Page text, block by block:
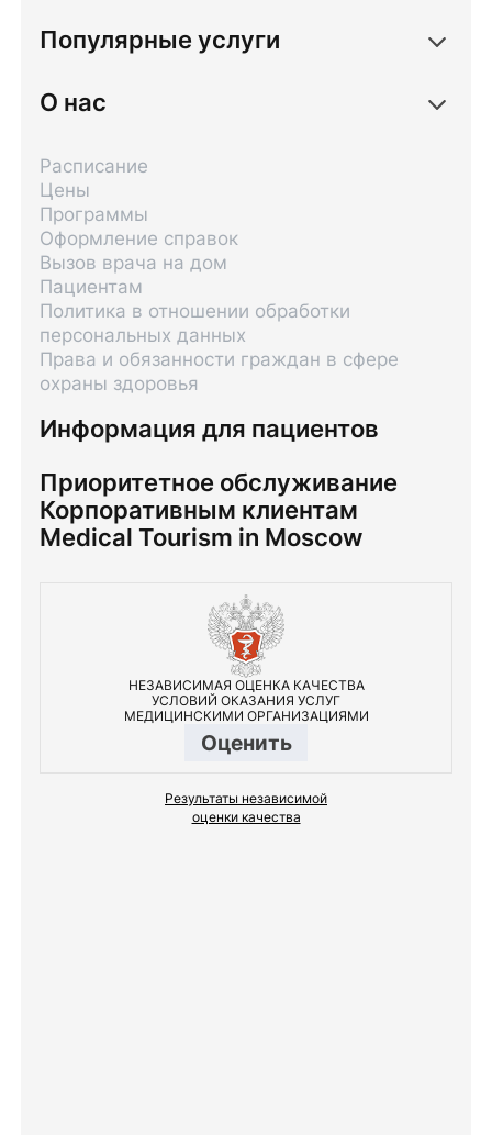
Популярные услуги
О нас
Информация для пациентов
Расписание
Цены
Программы
Оформление справок
Вызов врача на дом
Пациентам
Политика в отношении обработки
персональных данных
Права и обязанности граждан в сфере
охраны здоровья
Приоритетное обслуживание
Корпоративным клиентам
Medical Tourism in Moscow
НЕЗАВИСИМАЯ ОЦЕНКА КАЧЕСТВА
УСЛОВИЙ ОКАЗАНИЯ УСЛУГ
МЕДИЦИНСКИМИ ОРГАНИЗАЦИЯМИ
Оценить
Результаты независимой
оценки качества